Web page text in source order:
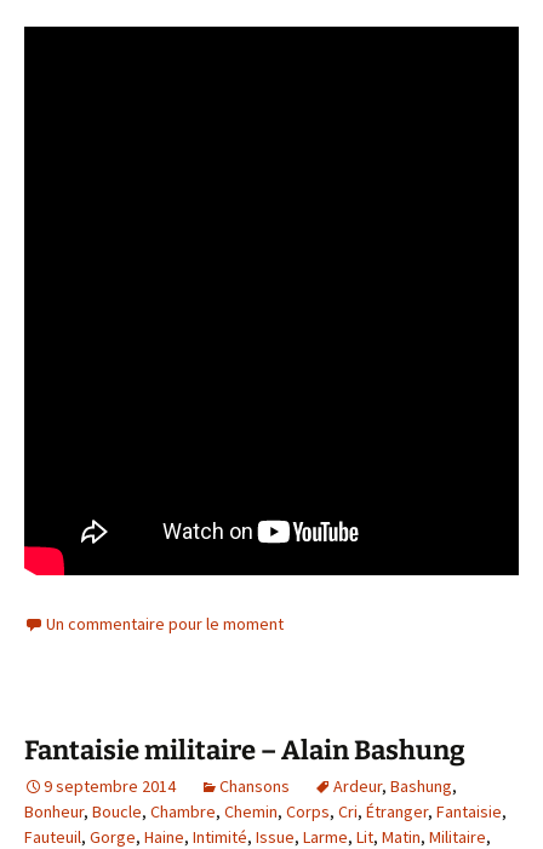
Un commentaire pour le moment
Fantaisie militaire – Alain Bashung
9 septembre 2014 Chansons Ardeur, Bashung,
Bonheur, Boucle, Chambre, Chemin, Corps, Cri, Étranger, Fantaisie,
Fauteuil, Gorge, Haine, Intimité, Issue, Larme, Lit, Matin, Militaire,